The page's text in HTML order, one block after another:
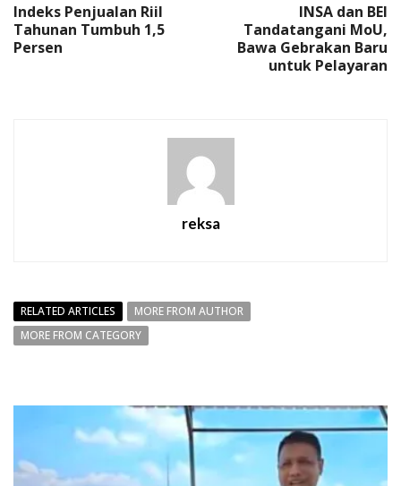
Indeks Penjualan Riil
Tahunan Tumbuh 1,5
Persen
INSA dan BEI
Tandatangani MoU,
Bawa Gebrakan Baru
untuk Pelayaran
reksa
RELATED ARTICLES
MORE FROM AUTHOR
MORE FROM CATEGORY